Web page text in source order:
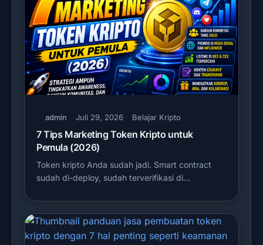
admin Juli 29, 2026 Belajar Kripto
7 Tips Marketing Token Kripto untuk
Pemula (2026)
Token kripto Anda sudah jadi. Smart contract
sudah di-deploy, sudah terverifikasi di…